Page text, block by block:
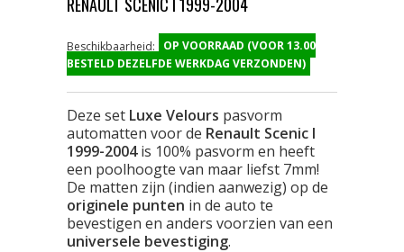
Beschikbaarheid:
OP VOORRAAD (VOOR 13.00
BESTELD DEZELFDE WERKDAG VERZONDEN)
Deze set Luxe Velours pasvorm
automatten voor de Renault Scenic I
1999-2004is 100% pasvorm en heeft
een poolhoogte van maar liefst 7mm!
De matten zijn (indien aanwezig) op de
originele punten in de auto te
bevestigen en anders voorzien van een
universele bevestiging.